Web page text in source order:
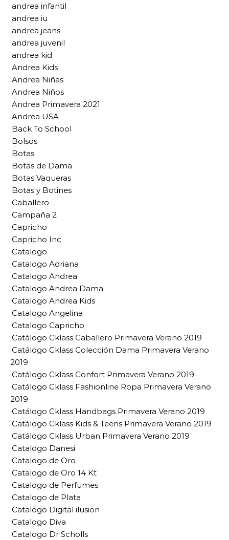
andrea infantil
andrea iu
andrea jeans
andrea juvenil
andrea kid
Andrea Kids
Andrea Niñas
Andrea Niños
Andrea Primavera 2021
Andrea USA
Back To School
Bolsos
Botas
Botas de Dama
Botas Vaqueras
Botas y Botines
Caballero
Campaña 2
Capricho
Capricho Inc
Catalogo
Catalogo Adriana
Catalogo Andrea
Catalogo Andrea Dama
Catalogo Andrea Kids
Catalogo Angelina
Catalogo Capricho
Catálogo Cklass Caballero Primavera Verano 2019
Catálogo Cklass Colección Dama Primavera Verano
2019
Catálogo Cklass Confort Primavera Verano 2019
Catálogo Cklass Fashionline Ropa Primavera Verano
2019
Catálogo Cklass Handbags Primavera Verano 2019
Catálogo Cklass Kids & Teens Primavera Verano 2019
Catálogo Cklass Urban Primavera Verano 2019
Catalogo Danesi
Catalogo de Oro
Catalogo de Oro 14 Kt
Catalogo de Perfumes
Catalogo de Plata
Catalogo Digital ilusion
Catalogo Diva
Catalogo Dr Scholls